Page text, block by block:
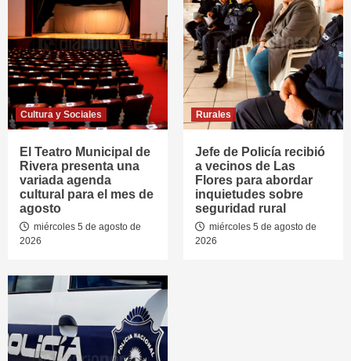
Cultura y Sociales
El Teatro Municipal de
Rivera presenta una
variada agenda
cultural para el mes de
agosto
miércoles 5 de agosto de
2026
Rurales
Jefe de Policía recibió
a vecinos de Las
Flores para abordar
inquietudes sobre
seguridad rural
miércoles 5 de agosto de
2026